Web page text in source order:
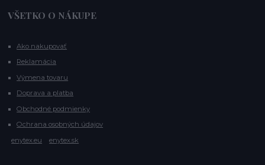
VŠETKO O NÁKUPE
Ako nakupovať
Reklamácia
Výmena tovaru
Doprava a platba
Obchodné podmienky
Ochrana osobných údajov
enytex.eu
enytex.sk